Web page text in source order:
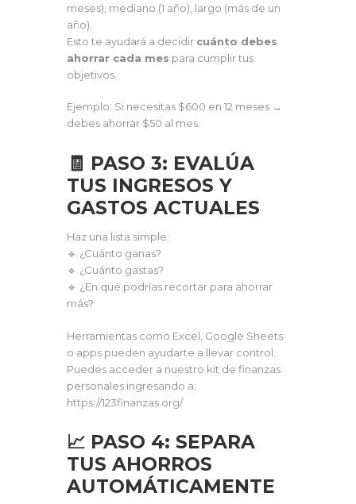
meses), mediano (1 año), largo (más de un
año).
Esto te ayudará a decidir cuánto debes
ahorrar cada mes para cumplir tus
objetivos.
Ejemplo: Si necesitas $600 en 12 meses →
debes ahorrar $50 al mes.
🧾 PASO 3: EVALÚA
TUS INGRESOS Y
GASTOS ACTUALES
Haz una lista simple:
🔹 ¿Cuánto ganas?
🔹 ¿Cuánto gastas?
🔹 ¿En qué podrías recortar para ahorrar
más?
Herramientas como Excel, Google Sheets
o apps pueden ayudarte a llevar control.
Puedes acceder a nuestro kit de finanzas
personales ingresando a:
https://123finanzas.org/
📈 PASO 4: SEPARA
TUS AHORROS
AUTOMÁTICAMENTE